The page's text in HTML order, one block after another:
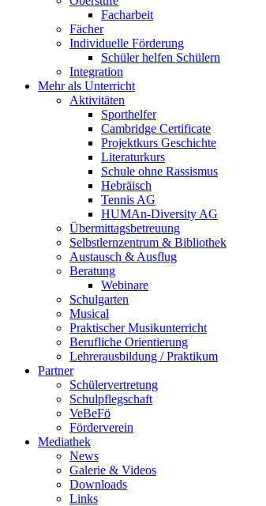
Facharbeit
Fächer
Individuelle Förderung
Schüler helfen Schülern
Integration
Mehr als Unterricht
Aktivitäten
Sporthelfer
Cambridge Certificate
Projektkurs Geschichte
Literaturkurs
Schule ohne Rassismus
Hebräisch
Tennis AG
HUMAn-Diversity AG
Übermittagsbetreuung
Selbstlernzentrum & Bibliothek
Austausch & Ausflug
Beratung
Webinare
Schulgarten
Musical
Praktischer Musikunterricht
Berufliche Orientierung
Lehrerausbildung / Praktikum
Partner
Schülervertretung
Schulpflegschaft
VeBeFö
Förderverein
Mediathek
News
Galerie & Videos
Downloads
Links